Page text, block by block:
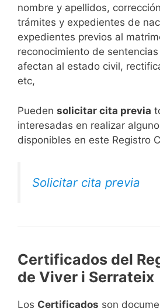
nombre y apellidos,
trámites y expedientes de
expedientes previos al
reconocimiento de
afectan al estado civil,
etc,
​Pueden solicitar cita previa
interesadas en realizar
disponibles en este Registro
Solicitar cita previa
Certificados del
de Viver i Serrateix
Los Certificados son